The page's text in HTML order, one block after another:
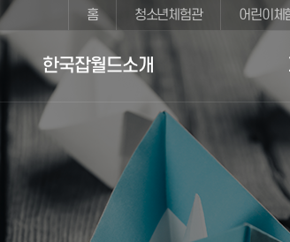
홈 청소년체험관 어린이체
한국잡월드소개